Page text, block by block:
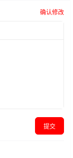
确认修改
提交